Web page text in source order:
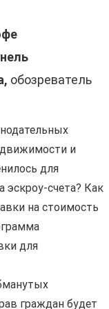
обозреватель
и
для
эскроу-счета? Как
на стоимость
для
граждан будет